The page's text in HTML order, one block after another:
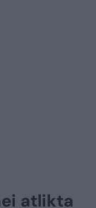
atlikta